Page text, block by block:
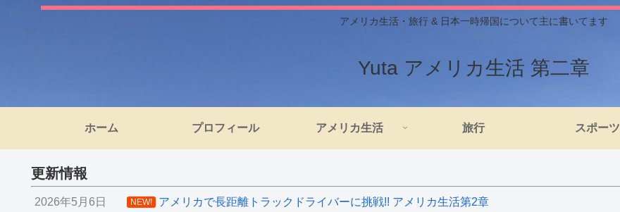
アメリカ生活・旅行 & 日本一時帰国について主に書いてます
Yuta アメリカ生活 第二章
ホーム プロフィール アメリカ生活 旅行 スポーツ
更新情報
2026年5月6日 NEW! アメリカで長距離トラックドライバーに挑戦!! アメリカ生活第2章